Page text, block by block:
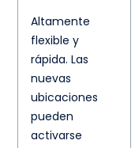
Altamente
flexible y
rápida. Las
nuevas
ubicaciones
pueden
activarse